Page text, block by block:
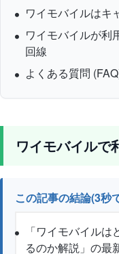
ワイモバイルはキ
ワイモバイルが利
回線
よくある質問
ワイモバイルで
この記事の結論(3秒
「ワイモバイル
るのか解説」の最